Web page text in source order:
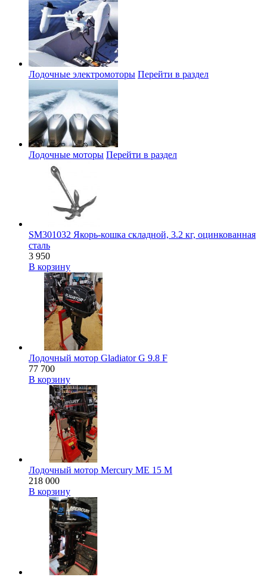
Лодочные электромоторы Перейти в раздел
Лодочные моторы Перейти в раздел
SM301032 Якорь-кошка складной, 3.2 кг, оцинкованная
сталь
3 950
В корзину
Лодочный мотор Gladiator G 9.8 F
77 700
В корзину
Лодочный мотор Mercury ME 15 M
218 000
В корзину